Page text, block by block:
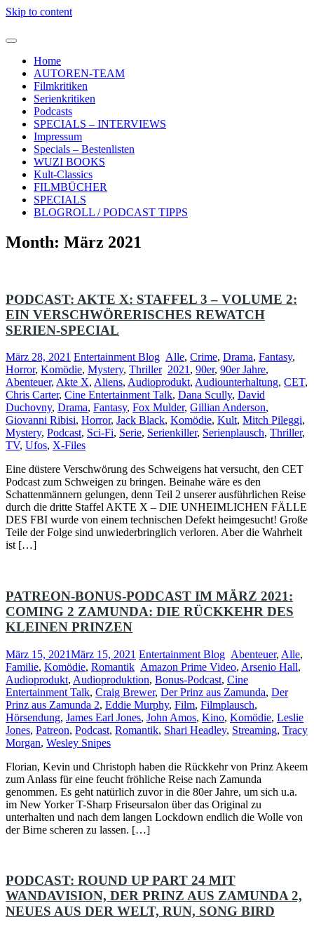
Skip to content
Home
AUTOREN-TEAM
Filmkritiken
Serienkritiken
Podcasts
SPECIALS – INTERVIEWS
Impressum
Specials – Bestenlisten
WUZI BOOKS
Kult-Classics
FILMBÜCHER
SPECIALS
BLOGROLL / PODCAST TIPPS
Month: März 2021
PODCAST: AKTE X: STAFFEL 3 – VOLUME 2:
EIN VERSCHWÖRERISCHES REWATCH
SERIEN-SPECIAL
März 28, 2021 Entertainment Blog Alle, Crime, Drama, Fantasy,
Horror, Komödie, Mystery, Thriller 2021 , 90er, 90er Jahre,
Abenteuer, Akte X, Aliens, Audioprodukt, Audiounterhaltung, CET,
Chris Carter, Cine Entertainment Talk, Dana Scully, David
Duchovny, Drama, Fantasy, Fox Mulder, Gillian Anderson,
Giovanni Ribisi, Horror, Jack Black, Komödie, Kult, Mitch Pileggi,
Mystery, Podcast, Sci-Fi, Serie, Serienkiller, Serienplausch, Thriller,
TV, Ufos, X-Files
Eine düstere Verschwörung des Schweigens hat versucht, den CET
Podcast zum Schweigen zu bringen. Beinahe wäre es den
Schattenmännern gelungen, denn Teil 2 unserer ausführlichen Reise
durch die dritte Staffel AKTE X – DIE UNHEIMLICHEN FÄLLE
DES FBI wurde von einem technischen Defekt heimgesucht! Große
Teile der Folge sind unwiederbringlich verloren. Aber die Wahrheit
ist […]
PATREON-BONUS-PODCAST IM MÄRZ 2021:
COMING 2 ZAMUNDA: DIE RÜCKKEHR DES
KLEINEN PRINZEN
März 15, 2021März 15, 2021 Entertainment Blog Abenteuer, Alle,
Familie, Komödie, Romantik Amazon Prime Video, Arsenio Hall,
Audioprodukt, Audioproduktion, Bonus-Podcast, Cine
Entertainment Talk, Craig Brewer, Der Prinz aus Zamunda, Der
Prinz aus Zamunda 2, Eddie Murphy, Film, Filmplausch,
Hörsendung, James Earl Jones, John Amos, Kino, Komödie, Leslie
Jones, Patreon, Podcast, Romantik, Shari Headley, Streaming, Tracy
Morgan, Wesley Snipes
Florian, Kevin und Christoph haben die Rückkehr von Prinz Akeem
zum Anlass für eine feucht fröhliche Reise nach Zamunda
genommen. Es geht natürlich zuvor in die 80er Jahre, um sich u.a.
im New Yorker T-Sharp Friseursalon über das Original zu
unterhalten und nach dem langen Lockdown endlich die Wolle von
der Birne scheren zu lassen. […]
PODCAST: ROUND UP PART 24 MIT
WANDAVISION, DER PRINZ AUS ZAMUNDA 2,
NEUES AUS DER WELT, RUN, SONG BIRD